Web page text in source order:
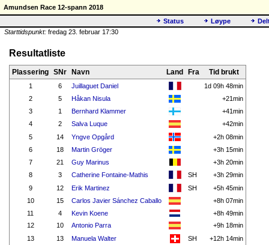
Amundsen Race 12-spann 2018
Status
Løype
Starttidspunkt: fredag 23. februar 17:30
Resultatliste
Plassering SNr Navn Land Fra Tid brukt
1 6 Juillaguet Daniel
1d 09h 48min
2
5 Håkan Nisula
+21min
3
1 Bernhard Klammer
+41min
4
2 Salva Luque
+42min
5
14 Yngve Opgård
+2h 08min
6
18 Martin Gröger
+3h 15min
7
21 Guy Marinus
+3h 20min
8
3 Catherine Fontaine-Mathis SH
+3h 29min
9
12 Erik Martinez SH
+5h 45min
10
15 Carlos Javier Sánchez Caballo
+8h 07min
11
4 Kevin Koene
+8h 49min
12
10 Antonio Parra
+9h 18min
13
13 Manuela Walter SH +12h 14min